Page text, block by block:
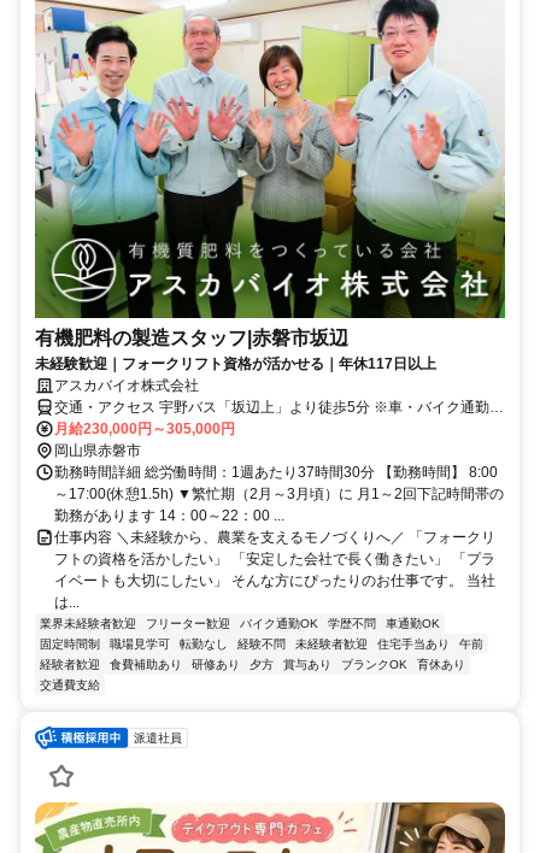
有機肥料の製造スタッフ|赤磐市坂辺
未経験歓迎｜フォークリフト資格が活かせる｜年休117日以上
アスカバイオ株式会社
交通・アクセス 宇野バス「坂辺上」より徒歩5分 ※車・バイク通勤
OK
月給230,000円～305,000円
岡山県赤磐市
勤務時間詳細 総労働時間：1週あたり37時間30分 【勤務時間】 8:00
～17:00(休憩1.5h) ▼繁忙期（2月～3月頃）に 月1～2回下記時間帯の
勤務があります 14：00～22：00 ...
仕事内容 ＼未経験から、農業を支えるモノづくりへ／ 「フォークリ
フトの資格を活かしたい」 「安定した会社で長く働きたい」 「プラ
イベートも大切にしたい」 そんな方にぴったりのお仕事です。 当社
は...
業界未経験者歓迎 フリーター歓迎 バイク通勤OK 学歴不問
車通勤OK
固定時間制
職場見学可 転勤なし 経験不問 未経験者歓迎 住宅手当あり
午前
経験者歓迎
食費補助あり 研修あり 夕方 賞与あり ブランクOK
育休あり
交通費支給
派遣社員